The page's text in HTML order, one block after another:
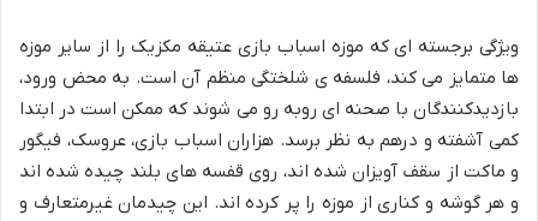
ویژگی برجسته ای که موزه اسباب بازی عتیقه مکزیک را از سایر موزه
ها متمایز می کند، فلسفه ی شلختگی منظم آن است. به محض ورود،
بازدیدکنندگان با صحنه ای روبه رو می شوند که ممکن است در ابتدا
کمی آشفته و درهم به نظر برسد. هزاران اسباب بازی، عروسک، فیگور
و ماکت از سقف آویزان شده اند، روی قفسه های بلند چیده شده اند
و هر گوشه و کناری از موزه را پر کرده اند. این چیدمان غیرمتعارف و